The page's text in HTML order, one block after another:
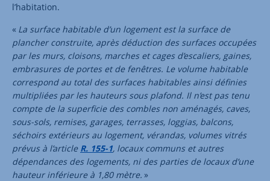
l’habitation.
« La surface habitable d’un logement est la surface de
plancher construite, après déduction des surfaces occupées
par les murs, cloisons, marches et cages d’escaliers, gaines,
embrasures de portes et de fenêtres. Le volume habitable
correspond au total des surfaces habitables ainsi définies
multipliées par les hauteurs sous plafond. Il n’est pas tenu
compte de la superficie des combles non aménagés, caves,
sous-sols, remises, garages, terrasses, loggias, balcons,
séchoirs extérieurs au logement, vérandas, volumes vitrés
prévus à l’article R. 155-1, locaux communs et autres
dépendances des logements, ni des parties de locaux d’une
hauteur inférieure à 1,80 mètre. »